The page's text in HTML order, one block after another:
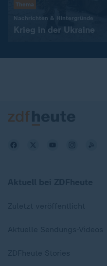
Thema
Nachrichten & Hintergründe
Krieg in der Ukraine